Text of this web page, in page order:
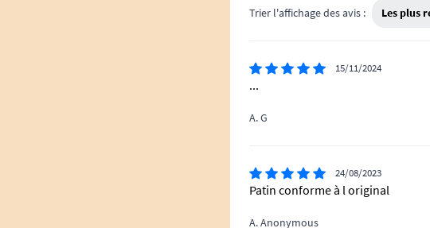
Trier l'affichage des avis :
15/11/2024
...
A. G
24/08/2023
Patin conforme à l original
A. Anonymous